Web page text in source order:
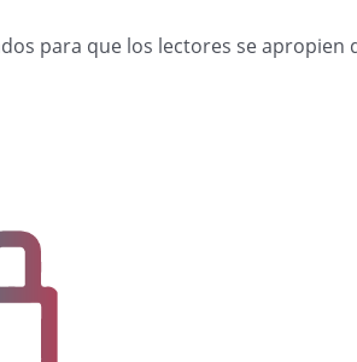
para que los lectores se apropien